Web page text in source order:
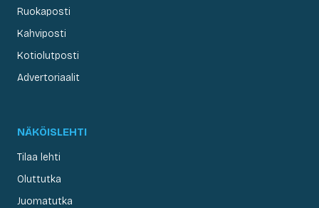
Ruokaposti
Kahviposti
Kotiolutposti
Advertoriaalit
NÄKÖISLEHTI
Tilaa lehti
Oluttutka
Juomatutka